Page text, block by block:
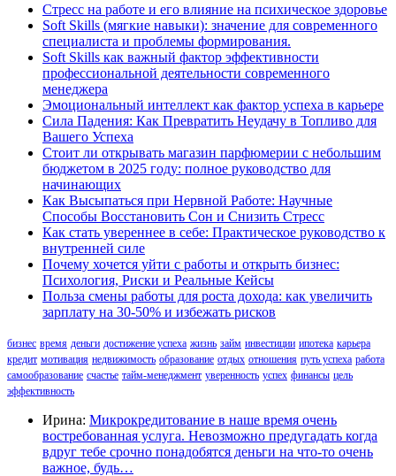
Стресс на работе и его влияние на психическое здоровье
Soft Skills (мягкие навыки): значение для современного
специалиста и проблемы формирования.
Soft Skills как важный фактор эффективности
профессиональной деятельности современного
менеджера
Эмоциональный интеллект как фактор успеха в карьере
Сила Падения: Как Превратить Неудачу в Топливо для
Вашего Успеха
Стоит ли открывать магазин парфюмерии с небольшим
бюджетом в 2025 году: полное руководство для
начинающих
Как Высыпаться при Нервной Работе: Научные
Способы Восстановить Сон и Снизить Стресс
Как стать увереннее в себе: Практическое руководство к
внутренней силе
Почему хочется уйти с работы и открыть бизнес:
Психология, Риски и Реальные Кейсы
Польза смены работы для роста дохода: как увеличить
зарплату на 30-50% и избежать рисков
бизнес время деньги достижение успеха жизнь займ инвестиции ипотека карьера
кредит мотивация недвижимость образование отдых отношения путь успеха работа
самообразование счастье тайм-менеджмент уверенность успех финансы цель
эффективность
Ирина: Микрокредитование в наше время очень
востребованная услуга. Невозможно предугадать когда
вдруг тебе срочно понадобятся деньги на что-то очень
важное, будь…